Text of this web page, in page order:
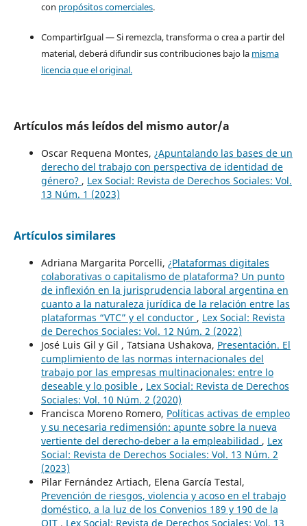
con propósitos comerciales.
CompartirIgual — Si remezcla, transforma o crea a partir del
material, deberá difundir sus contribuciones bajo la misma
licencia que el original.
Artículos más leídos del mismo autor/a
Oscar Requena Montes, ¿Apuntalando las bases de un
derecho del trabajo con perspectiva de identidad de
género? , Lex Social: Revista de Derechos Sociales: Vol.
13 Núm. 1 (2023)
Artículos similares
Adriana Margarita Porcelli, ¿Plataformas digitales
colaborativas o capitalismo de plataforma? Un punto
de inflexión en la jurisprudencia laboral argentina en
cuanto a la naturaleza jurídica de la relación entre las
plataformas “VTC” y el conductor , Lex Social: Revista
de Derechos Sociales: Vol. 12 Núm. 2 (2022)
José Luis Gil y Gil , Tatsiana Ushakova, Presentación. El
cumplimiento de las normas internacionales del
trabajo por las empresas multinacionales: entre lo
deseable y lo posible , Lex Social: Revista de Derechos
Sociales: Vol. 10 Núm. 2 (2020)
Francisca Moreno Romero, Políticas activas de empleo
y su necesaria redimensión: apunte sobre la nueva
vertiente del derecho-deber a la empleabilidad , Lex
Social: Revista de Derechos Sociales: Vol. 13 Núm. 2
(2023)
Pilar Fernández Artiach, Elena García Testal,
Prevención de riesgos, violencia y acoso en el trabajo
doméstico, a la luz de los Convenios 189 y 190 de la
OIT , Lex Social: Revista de Derechos Sociales: Vol. 13